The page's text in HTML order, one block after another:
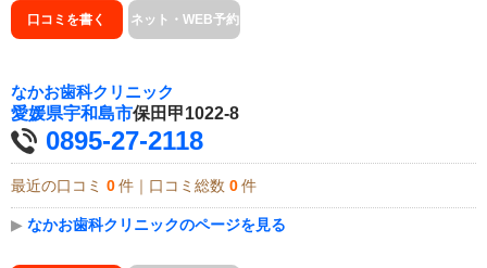
口コミを書く ネット・WEB予約
なかお歯科クリニック
愛媛県宇和島市保田甲1022-8
0895-27-2118
最近の口コミ 0 件｜口コミ総数 0 件
▶ なかお歯科クリニックのページを見る